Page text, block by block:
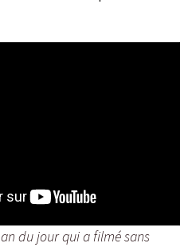
du jour qui a filmé sans